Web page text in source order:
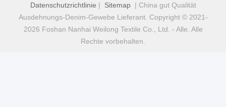
Datenschutzrichtlinie | Sitemap| China gut Qualität
Ausdehnungs-Denim-Gewebe Lieferant. Copyright © 2021-
2026 Foshan Nanhai Weilong Textile Co., Ltd. - Alle. Alle
Rechte vorbehalten.